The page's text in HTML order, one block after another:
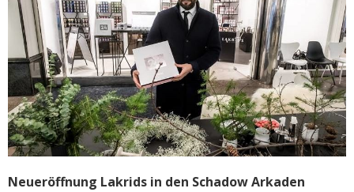
Neueröffnung Lakrids in den Schadow Arkaden